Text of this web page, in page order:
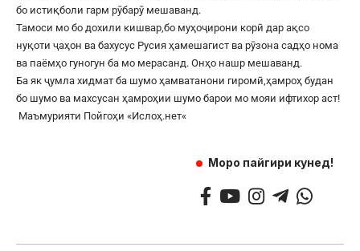
бо истиқболи гарм рӯбарӯ мешаванд.
Тамоси мо бо дохили кишвар,бо муҳоҷирони корӣ дар ақсо
нуқоти ҷаҳон ва бахусус Русия ҳамешагист ва рӯзона садҳо нома
ва паёмҳо гуногун ба мо мерасанд. Онҳо нашр мешаванд.
Ба як ҷумла хидмат ба шумо ҳамватанони гиромӣ,ҳамроҳ будан
бо шумо ва махсусан ҳамроҳии шумо барои мо мояи ифтихор аст!
Маъмурияти Пойгоҳи «Ислоҳ.нет«
Моро пайгири кунед!